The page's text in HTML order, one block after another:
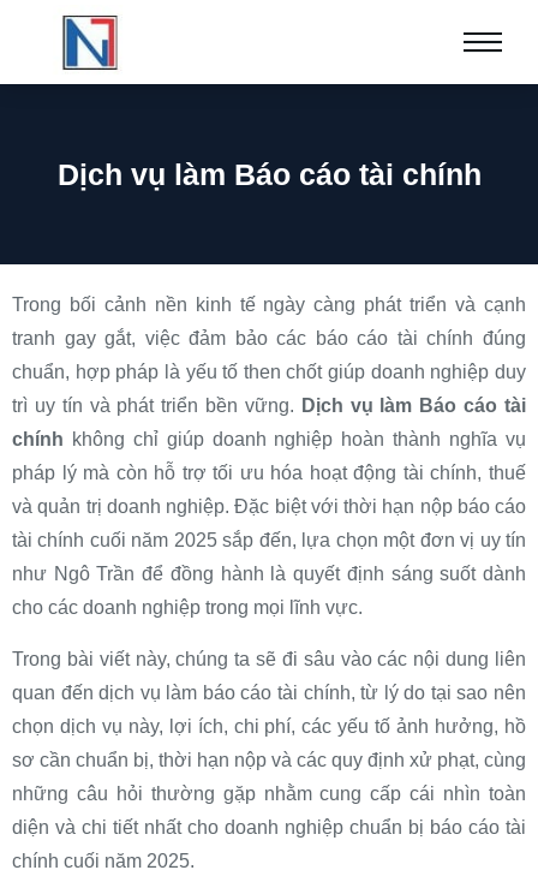
Dịch vụ làm Báo cáo tài chính
Trong bối cảnh nền kinh tế ngày càng phát triển và cạnh
tranh gay gắt, việc đảm bảo các báo cáo tài chính đúng
chuẩn, hợp pháp là yếu tố then chốt giúp doanh nghiệp duy
trì uy tín và phát triển bền vững. Dịch vụ làm Báo cáo tài
chính không chỉ giúp doanh nghiệp hoàn thành nghĩa vụ
pháp lý mà còn hỗ trợ tối ưu hóa hoạt động tài chính, thuế
và quản trị doanh nghiệp. Đặc biệt với thời hạn nộp báo cáo
tài chính cuối năm 2025 sắp đến, lựa chọn một đơn vị uy tín
như Ngô Trần để đồng hành là quyết định sáng suốt dành
cho các doanh nghiệp trong mọi lĩnh vực.
Trong bài viết này, chúng ta sẽ đi sâu vào các nội dung liên
quan đến dịch vụ làm báo cáo tài chính, từ lý do tại sao nên
chọn dịch vụ này, lợi ích, chi phí, các yếu tố ảnh hưởng, hồ
sơ cần chuẩn bị, thời hạn nộp và các quy định xử phạt, cùng
những câu hỏi thường gặp nhằm cung cấp cái nhìn toàn
diện và chi tiết nhất cho doanh nghiệp chuẩn bị báo cáo tài
chính cuối năm 2025.